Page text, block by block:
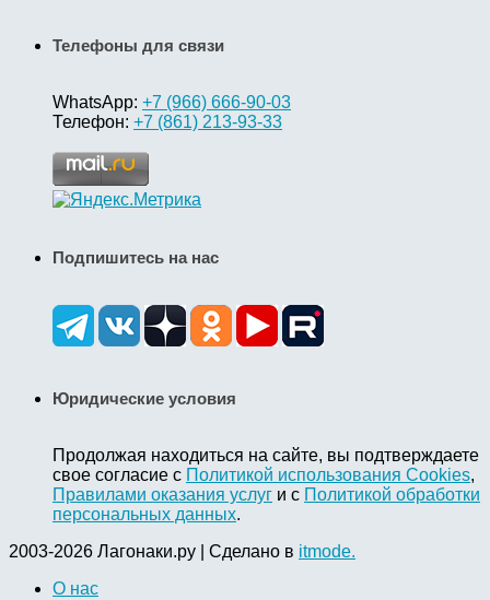
Телефоны для связи
WhatsApp: +7 (966) 666-90-03
Телефон: +7 (861) 213-93-33
Подпишитесь на нас
Юридические условия
Продолжая находиться на сайте, вы подтверждаете
свое согласие с Политикой использования Cookies,
Правилами оказания услуг и с Политикой обработки
персональных данных.
2003-2026 Лагонаки.ру | Сделано в itmode.
О нас